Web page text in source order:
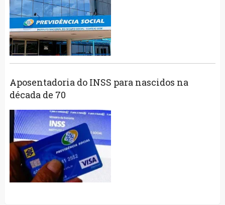
Aposentadoria do INSS para nascidos na
década de 70